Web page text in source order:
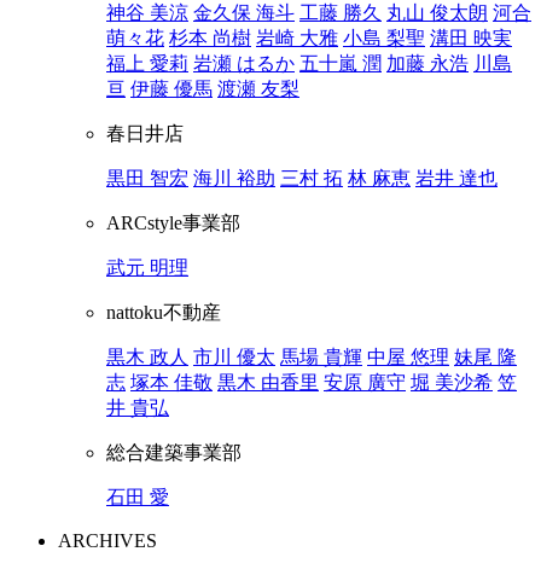
神谷 美涼 金久保 海斗 工藤 勝久 丸山 俊太朗 河合
萌々花 杉本 尚樹 岩崎 大雅 小島 梨聖 溝田 映実
福上 愛莉 岩瀬 はるか 五十嵐 潤 加藤 永浩 川島
亘 伊藤 優馬 渡瀬 友梨
春日井店
黒田 智宏 海川 裕助 三村 拓 林 麻恵 岩井 達也
ARCstyle事業部
武元 明理
nattoku不動産
黒木 政人 市川 優太 馬場 貴輝 中屋 悠理 妹尾 隆
志 塚本 佳敬 黒木 由香里 安原 廣守 堀 美沙希 笠
井 貴弘
総合建築事業部
石田 愛
ARCHIVES